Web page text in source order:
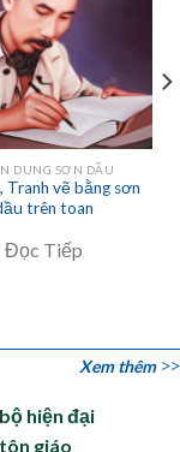
DUNG SƠN DẦU
Tranh vẽ bằng sơn
trên toan
Đọc Tiếp
Xem thêm
hiện đại
giáo